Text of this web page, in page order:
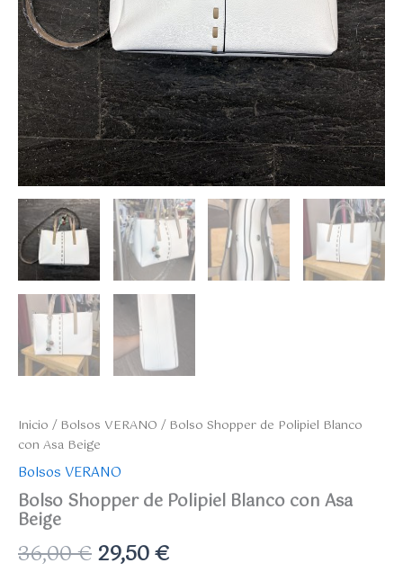
Inicio / Bolsos VERANO / Bolso Shopper de Polipiel Blanco
con Asa Beige
Bolsos VERANO
Bolso Shopper de Polipiel Blanco con Asa
Beige
36,00€29,50€